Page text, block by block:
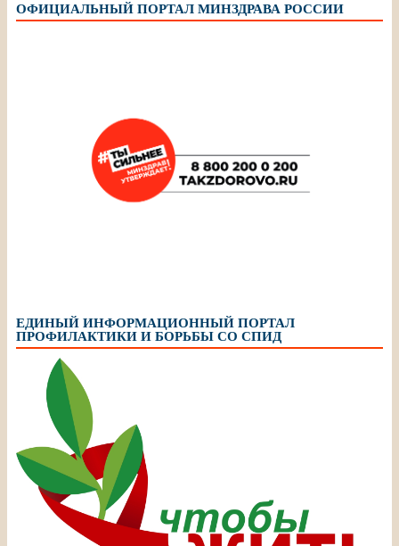
ОФИЦИАЛЬНЫЙ ПОРТАЛ МИНЗДРАВА РОССИИ
ЕДИНЫЙ ИНФОРМАЦИОННЫЙ ПОРТАЛ
ПРОФИЛАКТИКИ И БОРЬБЫ СО СПИД